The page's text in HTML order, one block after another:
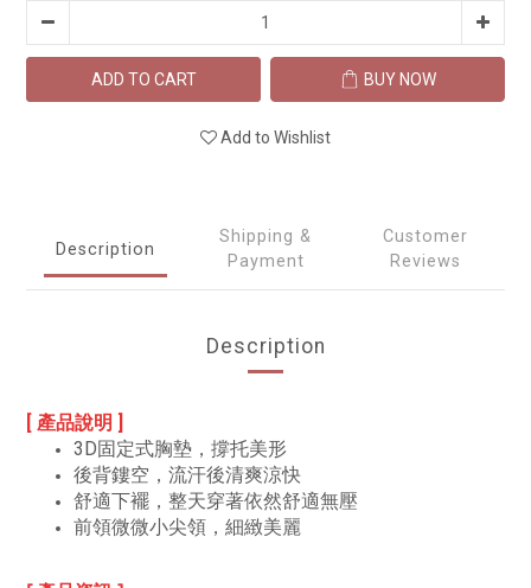
ADD TO CART BUY NOW
Add to Wishlist
Description
Shipping &
Payment
Customer
Reviews
Description
[ 產品說明 ]
3D固定式胸墊，撐托美形
後背鏤空，流汗後清爽涼快
舒適下襬，整天穿著依然舒適無壓
前領微微小尖領，細緻美麗